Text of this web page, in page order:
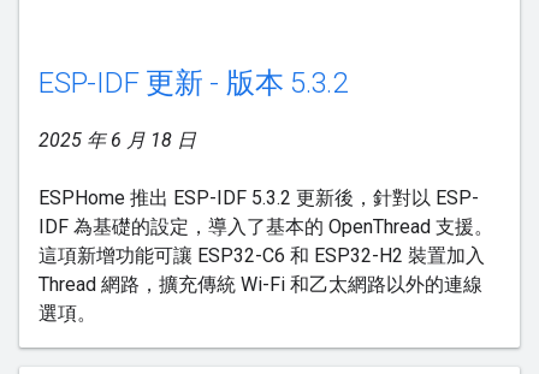
ESP-IDF 更新 - 版本 5.3.2
2025 年 6 月 18 日
ESPHome 推出 ESP-IDF 5.3.2 更新後，針對以 ESP-
IDF 為基礎的設定，導入了基本的 OpenThread 支援。
這項新增功能可讓 ESP32-C6 和 ESP32-H2 裝置加入
Thread 網路，擴充傳統 Wi-Fi 和乙太網路以外的連線
選項。